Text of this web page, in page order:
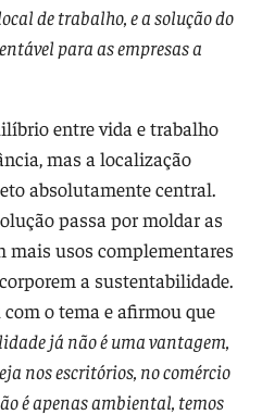
de trabalho, e a solução do
para as empresas a
entre vida e trabalho
mas a localização
absolutamente central.
passa por moldar as
mais usos complementares
a sustentabilidade.
o tema e afirmou que
já não é uma vantagem,
nos escritórios, no comércio
é apenas ambiental, temos